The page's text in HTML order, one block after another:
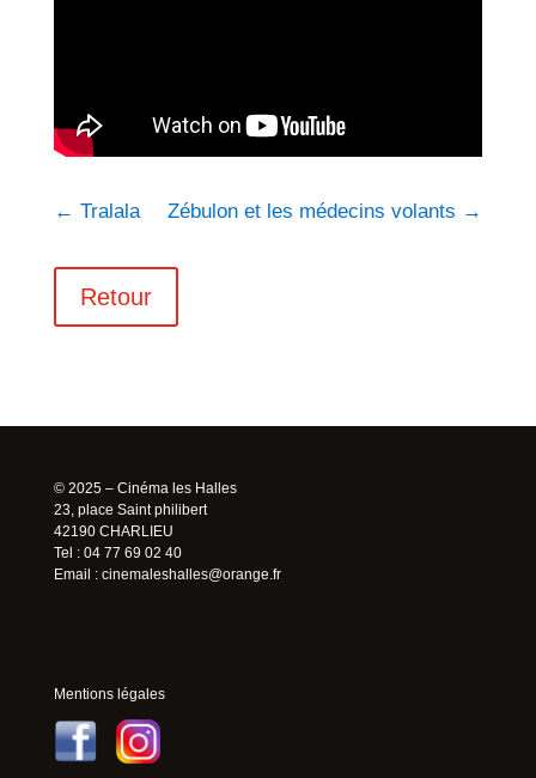
← Tralala Zébulon et les médecins volants →
Retour
© 2025 – Cinéma les Halles
23, place Saint philibert
42190 CHARLIEU
Tel : 04 77 69 02 40
Email : cinemaleshalles@orange.fr
Mentions légales